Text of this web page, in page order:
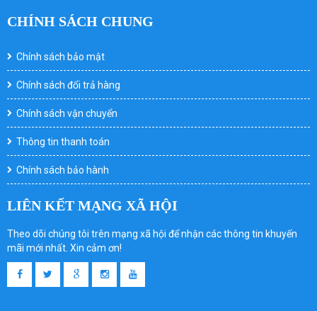
CHÍNH SÁCH CHUNG
Chính sách bảo mật
Chính sách đổi trả hàng
Chính sách vận chuyển
Thông tin thanh toán
Chính sách bảo hành
LIÊN KẾT MẠNG XÃ HỘI
Theo dõi chúng tôi trên mạng xã hội để nhận các thông tin khuyến
mãi mới nhất. Xin cảm ơn!